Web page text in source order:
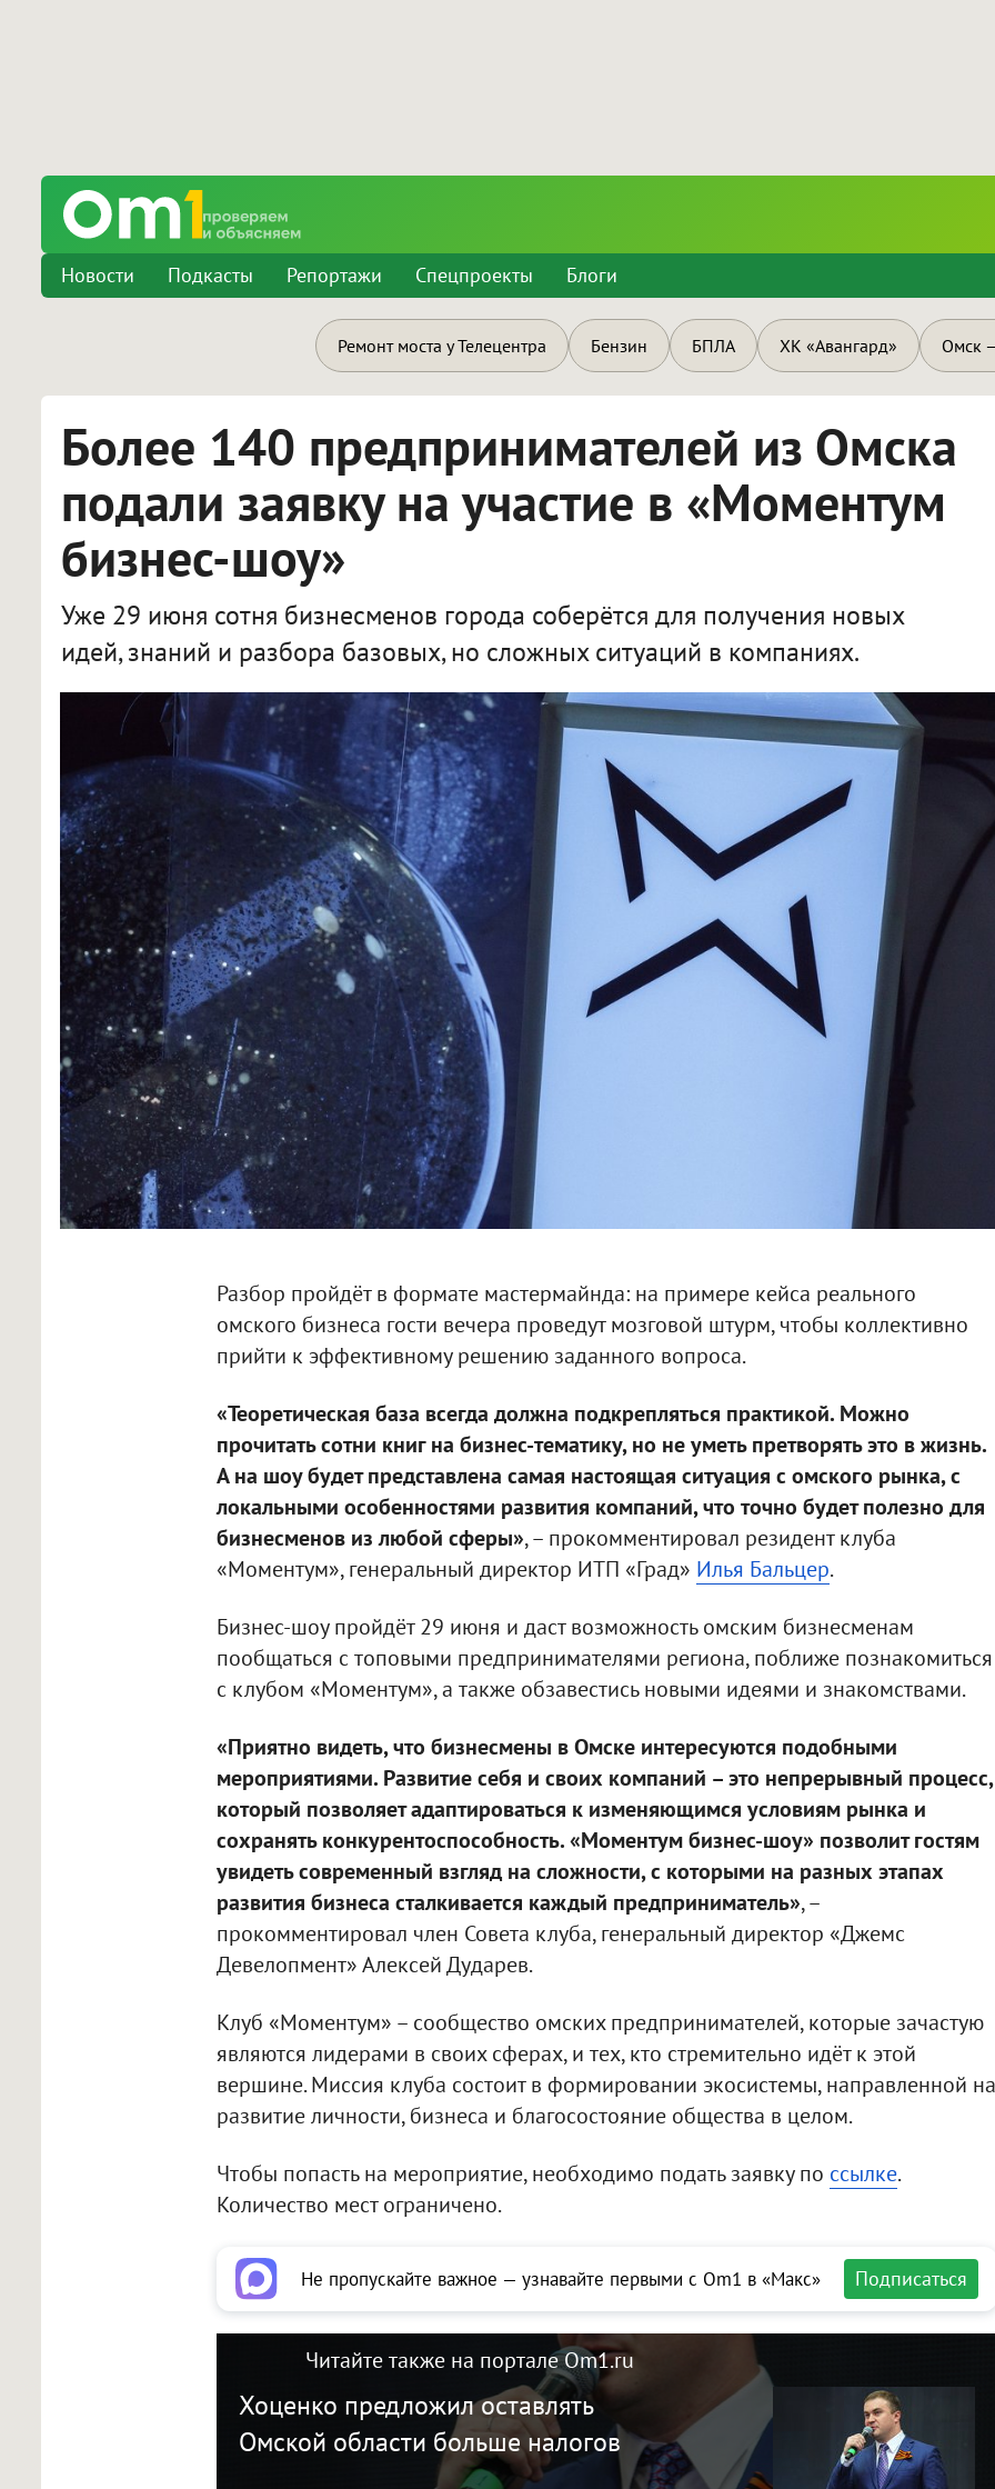
Новости Подкасты Репортажи Спецпроекты Блоги
Ремонт моста у Телецентра Бензин БПЛА ХК «Авангард» Омск
Более 140 предпринимателей из Омска
подали заявку на участие в «Моментум
бизнес-шоу»
Уже 29 июня сотня бизнесменов города соберётся для получения новых
идей, знаний и разбора базовых, но сложных ситуаций в компаниях.
Разбор пройдёт в формате мастермайнда: на примере кейса реального
омского бизнеса гости вечера проведут мозговой штурм, чтобы коллективно
прийти к эффективному решению заданного вопроса.
«Теоретическая база всегда должна подкрепляться практикой. Можно
прочитать сотни книг на бизнес-тематику, но не уметь претворять это в жизнь.
А на шоу будет представлена самая настоящая ситуация с омского рынка, с
локальными особенностями развития компаний, что точно будет полезно для
бизнесменов из любой сферы», – прокомментировал резидент клуба
«Моментум», генеральный директор ИТП «Град» Илья Бальцер.
Бизнес-шоу пройдёт 29 июня и даст возможность омским бизнесменам
пообщаться с топовыми предпринимателями региона, поближе познакомиться
с клубом «Моментум», а также обзавестись новыми идеями и знакомствами.
«Приятно видеть, что бизнесмены в Омске интересуются подобными
мероприятиями. Развитие себя и своих компаний – это непрерывный процесс,
который позволяет адаптироваться к изменяющимся условиям рынка и
сохранять конкурентоспособность. «Моментум бизнес-шоу» позволит гостям
увидеть современный взгляд на сложности, с которыми на разных этапах
развития бизнеса сталкивается каждый предприниматель», –
прокомментировал член Совета клуба, генеральный директор «Джемс
Девелопмент» Алексей Дударев.
Клуб «Моментум» – сообщество омских предпринимателей, которые зачастую
являются лидерами в своих сферах, и тех, кто стремительно идёт к этой
вершине. Миссия клуба состоит в формировании экосистемы, направленной на
развитие личности, бизнеса и благосостояние общества в целом.
Чтобы попасть на мероприятие, необходимо подать заявку по ссылке.
Количество мест ограничено.
Не пропускайте важное — узнавайте первыми с Om1 в «Макс» Подписаться
Читайте также на портале Om1.ru
Хоценко предложил оставлять
Омской области больше налогов